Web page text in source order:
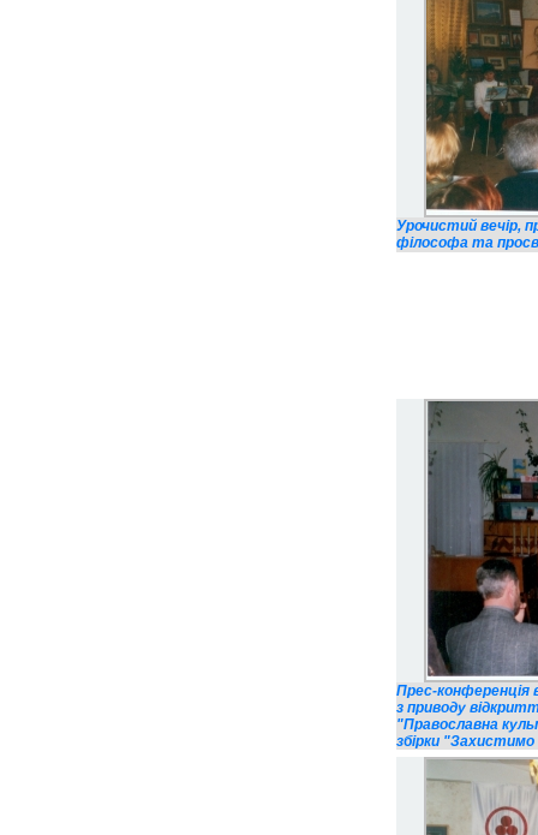
Урочистий вечір,
філософа та
Прес-конференція
з приводу
"Православна
збірки "Захистимо